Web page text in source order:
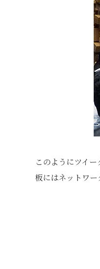
このようにツイ
板にはネットワー